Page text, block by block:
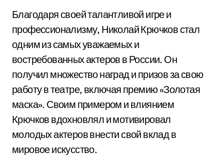
Благодаря своей талантливой игре и
профессионализму, Николай Крючков стал
одним из самых уважаемых и
востребованных актеров в России. Он
получил множество наград и призов за свою
работу в театре, включая премию «Золотая
маска». Своим примером и влиянием
Крючков вдохновлял и мотивировал
молодых актеров внести свой вклад в
мировое искусство.